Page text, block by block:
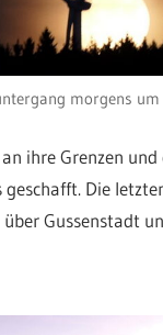
morgens um
ihre Grenzen
geschafft. Die
Gussenstadt